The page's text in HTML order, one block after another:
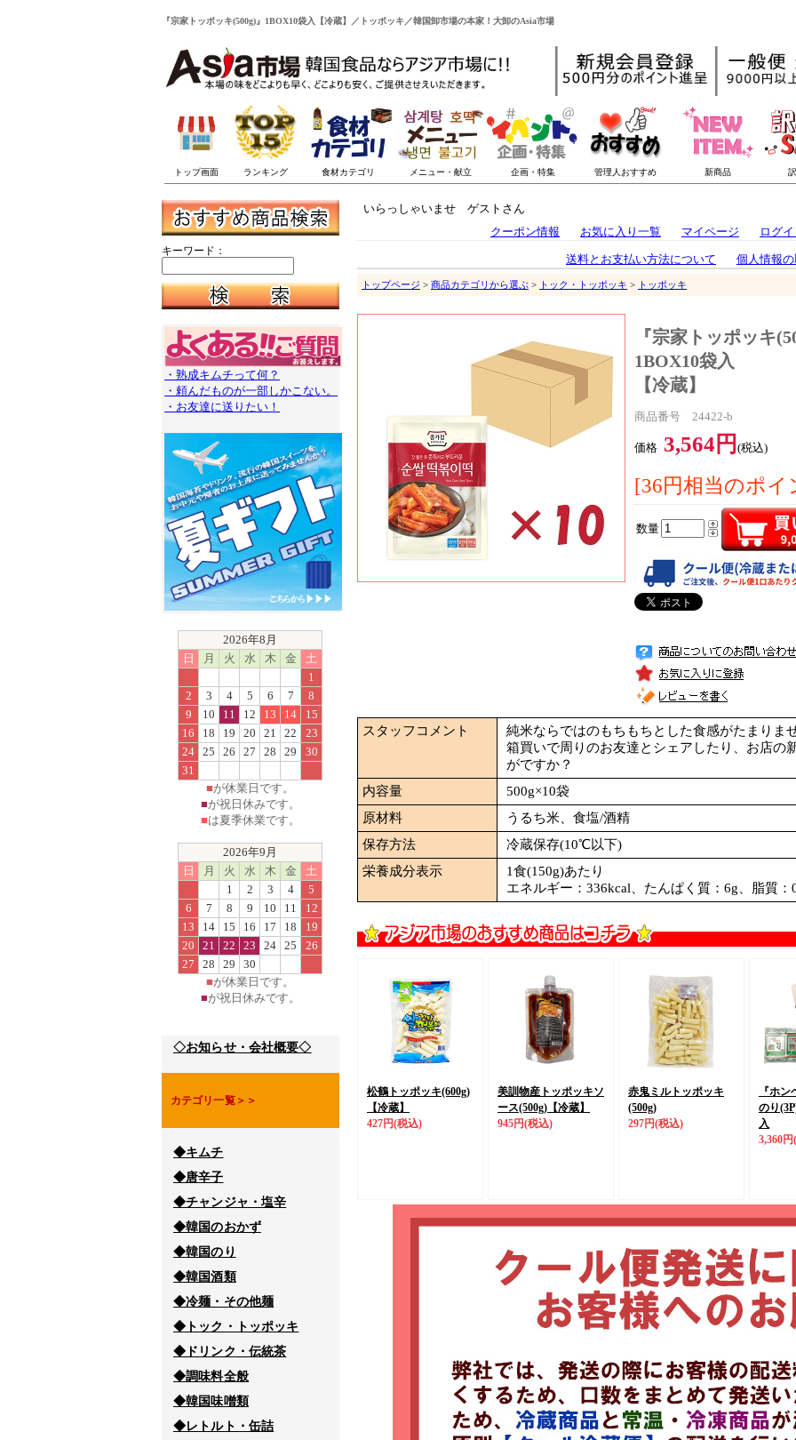
『宗家トッポッキ(500g)』1BOX10袋入【冷蔵】／トッポッキ／韓国卸市場の本家！大卸のAsia市場
キーワード：
・熟成キムチって何？
・頼んだものが一部しかこない。
・お友達に送りたい！
2026年8月
日
月 火 水 木 金
土
1
2
3 4 5 6 7
8
9
10 11 12 13 14
15
16
18 19 20 21 22
23
24 25 26 27 28 29
30
31
■が休業日です。
■が祝日休みです。
■は夏季休業です。
2026年9月
日
月 火 水 木 金
土
1
2 3 4
5
6
7 8 9 10 11
12
13
14 15 16 17 18
19
20
21 22 23 24 25
26
27
28 29
30
■が休業日です。
■が祝日休みです。
◇お知らせ・会社概要◇
カテゴリ一覧＞＞
◆キムチ
◆唐辛子
◆チャンジャ・塩辛
◆韓国のおかず
◆韓国のり
◆韓国酒類
◆冷麺・その他麺
◆トック・トッポッキ
◆ドリンク・伝統茶
◆調味料全般
◆韓国味噌類
◆レトルト・缶詰
いらっしゃいませ ゲストさん
クーポン情報
お気に入り一覧 マイページ ログ
送料とお支払い方法について 個人情報
トップページ > 商品カテゴリから選ぶ > トック・トッポッキ > トッポッキ
『宗家トッポッキ
1BOX10袋入
【冷蔵】
商品番号 24422-b
価格 3,564円 (税込)
[36円相当のポイ
数量
スタッフコメント
純米ならではのもちもちとした食感がたまりま
箱買いで周りのお友達とシェアしたり、お店の
がですか？
内容量
500g×10袋
原材料
うるち米、食塩/酒精
保存方法
冷蔵保存(10℃以下)
栄養成分表示
1食(150g)あたり
エネルギー：336kcal、たんぱく質：6g、脂質
松鶴トッポッキ(600g)
【冷蔵】
427円(税込)
美訓物産トッポッキソ
ース(500g) 【冷蔵】
945円(税込)
赤鬼ミルトッポッキ
(500g)
297円(税込)
『ホ
のり
入
3,360円